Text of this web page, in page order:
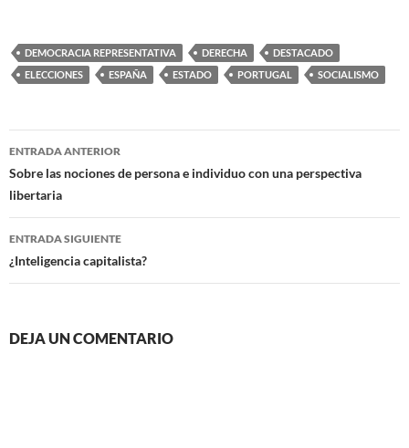
DEMOCRACIA REPRESENTATIVA DERECHA
DESTACADO
ELECCIONES
ESPAÑA ESTADO PORTUGAL SOCIALISMO
Navegación
de
entradas
ENTRADA ANTERIOR
Sobre las nociones de persona e individuo con una perspectiva
libertaria
ENTRADA SIGUIENTE
¿Inteligencia capitalista?
DEJA UN COMENTARIO